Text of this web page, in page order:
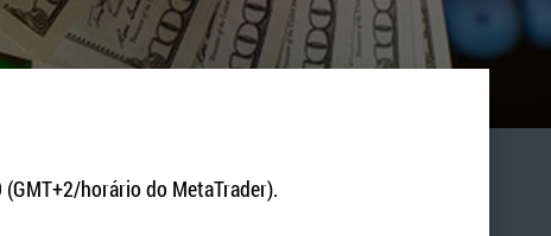
horário do MetaTrader).